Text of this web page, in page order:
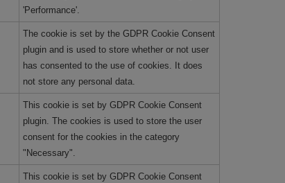
'Performance'.
The cookie is set by the GDPR Cookie Consent
plugin and is used to store whether or not user
has consented to the use of cookies. It does
not store any personal data.
This cookie is set by GDPR Cookie Consent
plugin. The cookies is used to store the user
consent for the cookies in the category
"Necessary".
This cookie is set by GDPR Cookie Consent